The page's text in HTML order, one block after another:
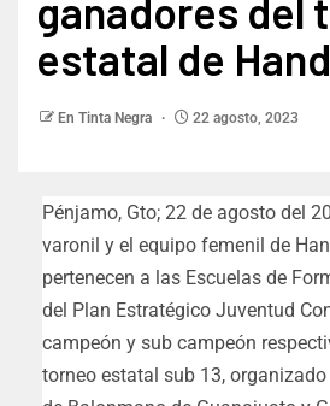
ganadores del
estatal de
En Tinta Negra 22 agosto, 2023
Pénjamo, Gto; 22 de agosto del
varonil y el equipo femenil de
pertenecen a las Escuelas de
del Plan Estratégico Juventud
campeón y sub campeón
torneo estatal sub 13,